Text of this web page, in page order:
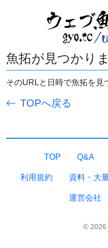
魚拓が見つかり
そのURLと日時で魚拓を見
TOPへ戻る
TOP Q&A
利用規約 資料・大
運営会社
© 2026